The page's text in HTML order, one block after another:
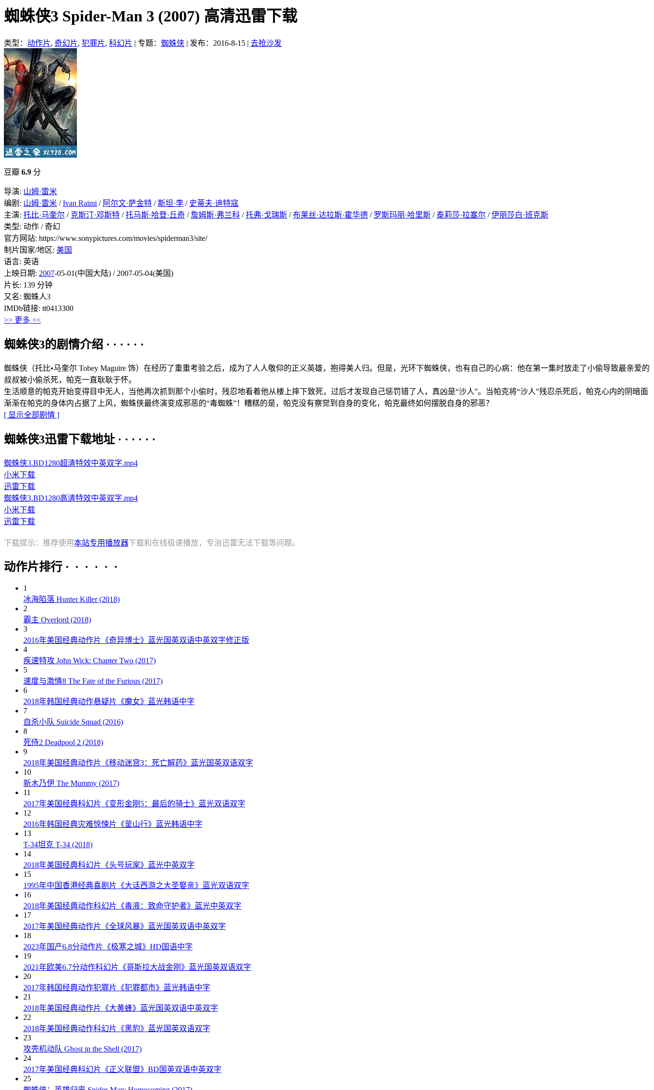
蜘蛛侠3 Spider-Man 3 (2007) 高清迅雷下载
类型： 动作片, 奇幻片, 犯罪片, 科幻片 | 专题： 蜘蛛侠 | 发布：2016-8-15 | 去抢沙发
豆瓣 6.9 分
导演: 山姆·雷米
编剧: 山姆·雷米 /Ivan Raimi / 阿尔文·萨金特 /斯坦·李 / 史蒂夫·迪特寇
主演: 托比·马奎尔 / 克斯汀·邓斯特 /托马斯·哈登·丘奇 /詹姆斯·弗兰科 /托弗·戈瑞斯 /布莱丝·达拉斯·霍华德 / 罗斯玛丽·哈里斯 /泰莉莎·拉塞尔 /伊丽莎白·班克斯
类型: 动作 / 奇幻
官方网站: https://www.sonypictures.com/movies/spiderman3/site/
制片国家/地区: 美国
语言: 英语
上映日期: 2007-05-01(中国大陆) / 2007-05-04(美国)
片长: 139 分钟
又名: 蜘蛛人3
IMDb链接: tt0413300
>> 更多 <<
蜘蛛侠3的剧情介绍 · · · · · ·
蜘蛛侠（托比•马奎尔 Tobey Maguire 饰）在经历了重重考验之后，成为了人人敬仰的正义英雄，抱得美人归。但是，光环下蜘蛛侠，也有自己的心病：他在第一集时放走了小偷导致最亲爱的
叔叔被小偷杀死，帕克一直耿耿于怀。
生活顺意的帕克开始变得目中无人，当他再次抓到那个小偷时，残忍地看着他从楼上摔下致死，过后才发现自己惩罚错了人，真凶是“沙人”。当帕克将“沙人”残忍杀死后，帕克心内的阴暗面
渐渐在帕克的身体内占据了上风，蜘蛛侠最终演变成邪恶的“毒蜘蛛”！糟糕的是，帕克没有察觉到自身的变化，帕克最终如何摆脱自身的邪恶？
[ 显示全部剧情 ]
蜘蛛侠3迅雷下载地址 · · · · · ·
蜘蛛侠3.BD1280超清特效中英双字.mp4
小米下载
迅雷下载
蜘蛛侠3.BD1280高清特效中英双字.mp4
小米下载
迅雷下载
下载提示：推荐使用本站专用播放器下载和在线极速播放，专治迅雷无法下载等问题。
动作片排行 · · · · · ·
1
冰海陷落 Hunter Killer (2018)
2
霸主 Overlord (2018)
3
2016年美国经典动作片《奇异博士》蓝光国英双语中英双字修正版
4
疾速特攻 John Wick: Chapter Two (2017)
5
速度与激情8 The Fate of the Furious (2017)
6
2018年韩国经典动作悬疑片《魔女》蓝光韩语中字
7
自杀小队 Suicide Squad (2016)
8
死侍2 Deadpool 2 (2018)
9
2018年美国经典动作片《移动迷宫3：死亡解药》蓝光国英双语双字
10
新木乃伊 The Mummy (2017)
11
2017年美国经典科幻片《变形金刚5：最后的骑士》蓝光双语双字
12
2016年韩国经典灾难惊悚片《釜山行》蓝光韩语中字
13
T-34坦克 T-34 (2018)
14
2018年美国经典科幻片《头号玩家》蓝光中英双字
15
1995年中国香港经典喜剧片《大话西游之大圣娶亲》蓝光双语双字
16
2018年美国经典动作科幻片《毒液：致命守护者》蓝光中英双字
17
2017年美国经典动作片《全球风暴》蓝光国英双语中英双字
18
2023年国产6.8分动作片《极寒之城》HD国语中字
19
2021年欧美6.7分动作科幻片《哥斯拉大战金刚》蓝光国英双语双字
20
2017年韩国经典动作犯罪片《犯罪都市》蓝光韩语中字
21
2018年美国经典动作片《大黄蜂》蓝光国英双语中英双字
22
2018年美国经典动作科幻片《黑豹》蓝光国英双语双字
23
攻壳机动队 Ghost in the Shell (2017)
24
2017年美国经典科幻片《正义联盟》BD国英双语中英双字
25